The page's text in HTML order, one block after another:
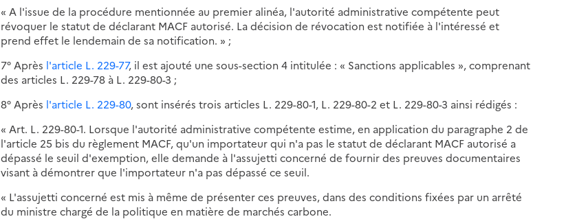
« A l'issue de la procédure mentionnée au premier alinéa, l'autorité administrative compétente peut
révoquer le statut de déclarant MACF autorisé. La décision de révocation est notifiée à l'intéressé et
prend effet le lendemain de sa notification. » ;
7° Après l'article L. 229-77, il est ajouté une sous-section 4 intitulée : « Sanctions applicables », comprenant
des articles L. 229-78 à L. 229-80-3 ;
8° Après l'article L. 229-80, sont insérés trois articles L. 229-80-1, L. 229-80-2 et L. 229-80-3 ainsi rédigés :
« Art. L. 229-80-1. Lorsque l'autorité administrative compétente estime, en application du paragraphe 2 de
l'article 25 bis du règlement MACF, qu'un importateur qui n'a pas le statut de déclarant MACF autorisé a
dépassé le seuil d'exemption, elle demande à l'assujetti concerné de fournir des preuves documentaires
visant à démontrer que l'importateur n'a pas dépassé ce seuil.
« L'assujetti concerné est mis à même de présenter ces preuves, dans des conditions fixées par un arrêté
du ministre chargé de la politique en matière de marchés carbone.